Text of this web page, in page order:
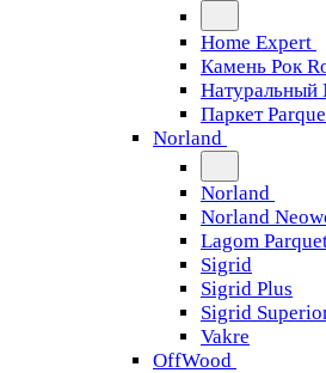
Home Expert
Камень Рок
Натуральный
Паркет
Norland
Norland
Norland
Lagom
Sigrid
Sigrid Plus
Sigrid
Vakre
OffWood